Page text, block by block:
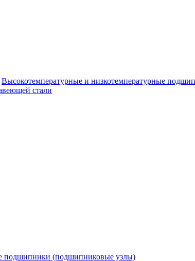
Высокотемпературные и низкотемпературные
стали
подшипники (подшипниковые узлы)